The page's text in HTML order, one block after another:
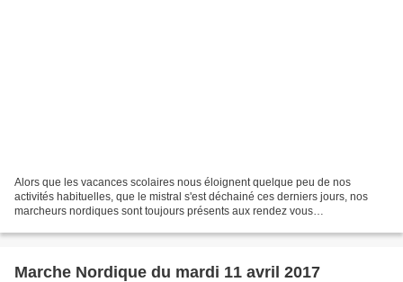
Alors que les vacances scolaires nous éloignent quelque peu de nos
activités habituelles, que le mistral s'est déchainé ces derniers jours, nos
marcheurs nordiques sont toujours présents aux rendez vous
Marche Nordique du mardi 11 avril 2017